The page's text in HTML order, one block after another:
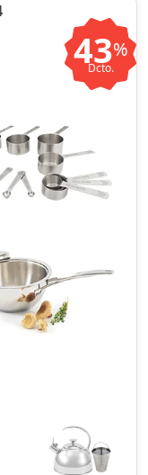
43%
Dcto.